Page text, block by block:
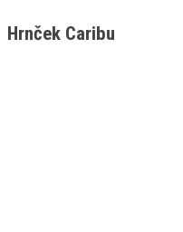
Hrnček Caribu